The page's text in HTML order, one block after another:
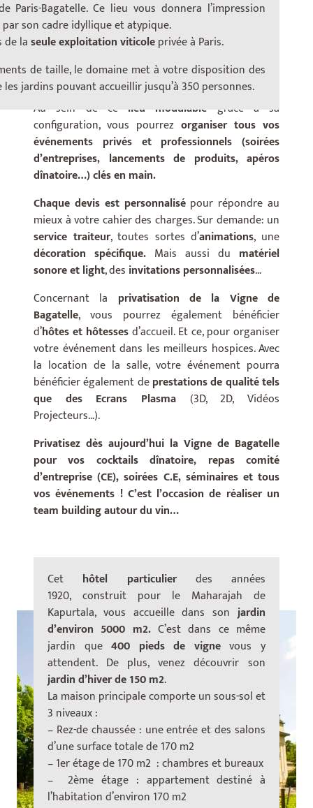
Paris-Bagatelle. Ce lieu vous donnera l’impression
son cadre idyllique et atypique.
de laseule exploitation viticoleprivée à Paris.
de taille, le domaine met à votre disposition des
les jardins pouvant accueillir jusqu’à 350 personnes.
__
Un événement d’exception
Au sein de ce lieu modulable grâce à sa
configuration, vous pourrez organiser tous vos
événements privés et professionnels (soirées
d’entreprises, lancements de produits, apéros
dînatoire…) clés en main.
Chaque devis est personnalisé pour répondre au
mieux à votre cahier des charges. Sur demande: un
service traiteur, toutes sortes d’animations, une
décoration spécifique. Mais aussi du matériel
sonore et light, des invitations personnalisées…
Concernant la privatisation de la Vigne de
Bagatelle, vous pourrez également bénéficier
d’hôtes et hôtessesd’accueil. Et ce, pour organiser
votre événement dans les meilleurs hospices. Avec
la location de la salle, votre événement pourra
bénéficier également deprestations de qualité tels
que des Ecrans Plasma (3D, 2D, Vidéos
Projecteurs…).
Privatisez dès aujourd’hui la Vigne de Bagatelle
pour vos cocktails dînatoire, repas comité
d’entreprise (CE), soirées C.E, séminaires et tous
vos événements ! C’est l’occasion de réaliser un
team building autour du vin…
Cet hôtel particulierdes années
1920, construit pour le Maharajah de
Kapurtala, vous accueille dans sonjardin
d’environ 5000 m2. C’est dans ce même
jardin que400 pieds de vignevous y
attendent. De plus, venez découvrir son
jardin d’hiver de 150 m2.
La maison principale comporte un sous-sol et
3 niveaux :
– Rez-de chaussée : une entrée et des salons
d’une surface totale de 170 m2
– 1er étage de 170 m2 : chambres et bureaux
– 2ème étage : appartement destiné à
l’habitation d’environ 170 m2